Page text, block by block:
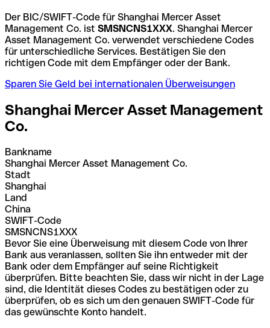
Der BIC/SWIFT-Code für Shanghai Mercer Asset
Management Co. ist SMSNCNS1XXX. Shanghai Mercer
Asset Management Co. verwendet verschiedene Codes
für unterschiedliche Services. Bestätigen Sie den
richtigen Code mit dem Empfänger oder der Bank.
Sparen Sie Geld bei internationalen Überweisungen
Shanghai Mercer Asset Management
Co.
Bankname
Shanghai Mercer Asset Management Co.
Stadt
Shanghai
Land
China
SWIFT-Code
SMSNCNS1XXX
Bevor Sie eine Überweisung mit diesem Code von Ihrer
Bank aus veranlassen, sollten Sie ihn entweder mit der
Bank oder dem Empfänger auf seine Richtigkeit
überprüfen. Bitte beachten Sie, dass wir nicht in der Lage
sind, die Identität dieses Codes zu bestätigen oder zu
überprüfen, ob es sich um den genauen SWIFT-Code für
das gewünschte Konto handelt.